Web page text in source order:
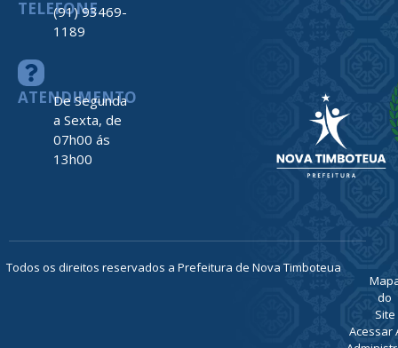
TELEFONE
(91) 93469-
1189
ATENDIMENTO
De Segunda
a Sexta, de
07h00 ás
13h00
Todos os direitos reservados a Prefeitura de Nova Timboteua
do
Site
Acessar